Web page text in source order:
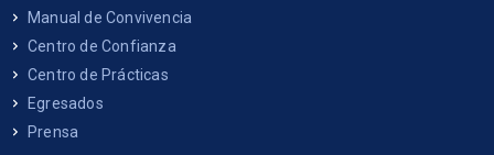
Manual de Convivencia
Centro de Confianza
Centro de Prácticas
Egresados
Prensa